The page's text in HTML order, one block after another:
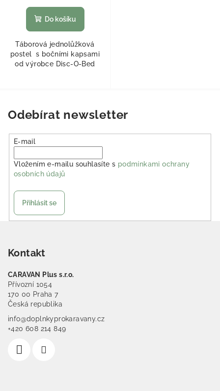
Do košíku
Táborová jednolůžková
postel s bočními kapsami
od výrobce Disc-O-Bed
Odebírat newsletter
E-mail
Vložením e-mailu souhlasíte s podmínkami ochrany
osobních údajů
Přihlásit se
Kontakt
CARAVAN Plus s.r.o.
Přívozní 1054
170 00 Praha 7
Česká republika
info@doplnkyprokaravany.cz
+420 608 214 849